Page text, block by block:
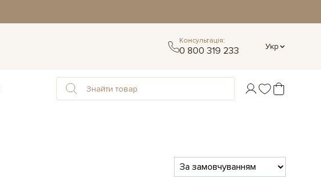
Консультація:
0 800 319 233 Укр